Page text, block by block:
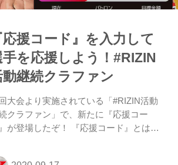
応援コード』を入力して
手を応援しよう！#RIZIN
動継続クラファン
大会より実施されている「#RIZIN活動
クラファン」で、新たに『応援コー
』が登場したぞ！ 『応援コード』とは？
際に『応援コード』を入力すると、